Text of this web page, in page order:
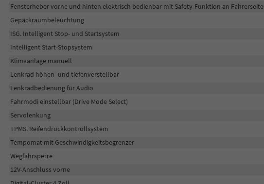
Fensterheber vorne und hinten elektrisch bedienbar mit Safety-Funktion an Fahrerseite
Gepäckraumbeleuchtung
ISG. Intelligent Stop- und Startsystem
Intelligent Start-Stopsystem
Klimaanlage manuell
Lenkrad höhen- und tiefenverstellbar
Lenkradbedienung für Audio
Fahrmodi einstellbar (Drive Mode Select)
Servolenkung
TPMS. Reifendruckkontrollsystem
Tempomat mit Geschwindigkeitsbegrenzer
Wegfahrsperre
12V-Anschluss vorne